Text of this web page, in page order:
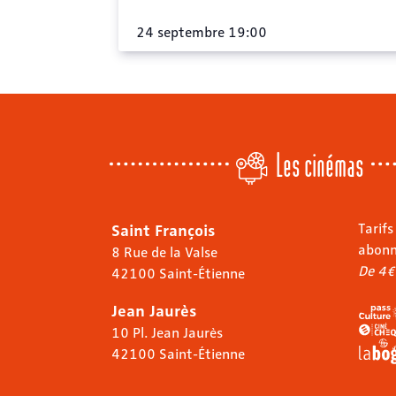
24 septembre 19:00
Les cinémas
Saint François
8 Rue de la Valse
42100 Saint-Étienne
Jean Jaurès
10 Pl. Jean Jaurès
42100 Saint-Étienne
De